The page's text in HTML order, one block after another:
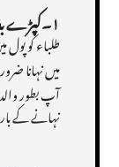
۱۔کپڑے بدلنے کا کمرا اور نہانا
طلباء کو
میں نہانا
آپ بطور
نہانے کے